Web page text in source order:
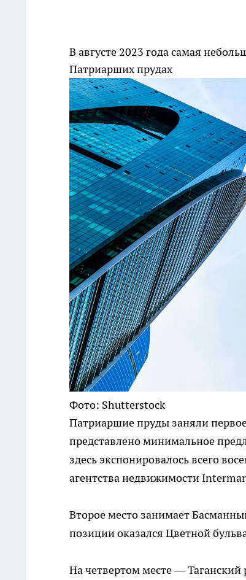
В августе 2023 года самая
Патриарших прудах
Фото: Shutterstock
Патриаршие пруды заняли
представлено минимальное
здесь экспонировалось всего
агентства недвижимости
Второе место занимает
позиции оказался Цветной
На четвертом месте —